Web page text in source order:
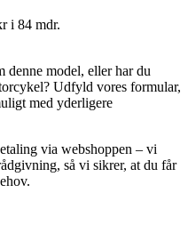
i 84 mdr.
model, eller har du
Udfyld vores formular,
med yderligere
via webshoppen – vi
så vi sikrer, at du får